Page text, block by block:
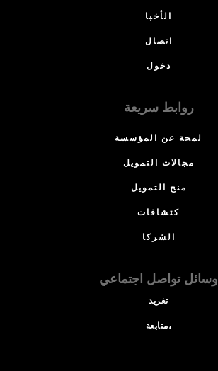
الأخبا
اتصال
دخول
روابط سريعة
لمحة عن المؤسسة
مجالات التمويل
منح التمويل
كتشافات
الشركا
وسائل تواصل اجتماعي
تغريد
متابعة،